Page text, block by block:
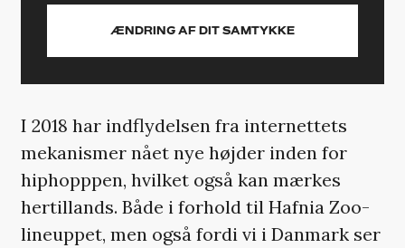
ÆNDRING AF DIT SAMTYKKE
I 2018 har indflydelsen fra internettets
mekanismer nået nye højder inden for
hiphopppen, hvilket også kan mærkes
hertillands. Både i forhold til Hafnia Zoo-
lineuppet, men også fordi vi i Danmark ser